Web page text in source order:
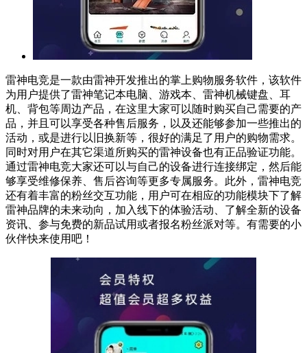
雷神电竞是一款由雷神开发推出的掌上购物服务软件，该软件
为用户提供了雷神笔记本电脑、游戏本、雷神机械键盘、耳
机、背包等周边产品，在这里大家可以随时购买自己需要的产
品，并且可以享受各种售后服务，以及还能够参加一些推出的
活动，或是进行以旧换新等，很好的满足了用户的购物需求。
同时对用户在其它渠道所购买的雷神设备也有正品验证功能。
通过雷神电竞大家还可以与自己的设备进行连接绑定，然后能
够享受维修保养、售后咨询等更多专属服务。此外，雷神电竞
还有着丰富的粉丝交互功能，用户可在相应的功能模块下了解
雷神品牌的未来动向，加入线下的体验活动、了解全新的设备
资讯、参与免费的新品试用或者报名粉丝派对等。有需要的小
伙伴快来使用吧！